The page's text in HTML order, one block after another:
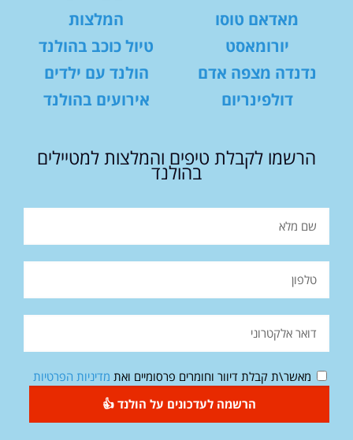
מאדאם טוסו
יורומאסט
נדנדה מצפה אדם
דולפינריום
המלצות
טיול כוכב בהולנד
הולנד עם ילדים
אירועים בהולנד
הרשמו לקבלת טיפים והמלצות למטיילים
בהולנד
מאשר\ת קבלת דיוור וחומרים פרסומיים ואת מדיניות הפרטיות
הרשמה לעדכונים על הולנד 👍